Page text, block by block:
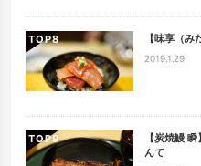
TOP 【味享（
2019.1.29
TOP
【炭焼鰻
んて